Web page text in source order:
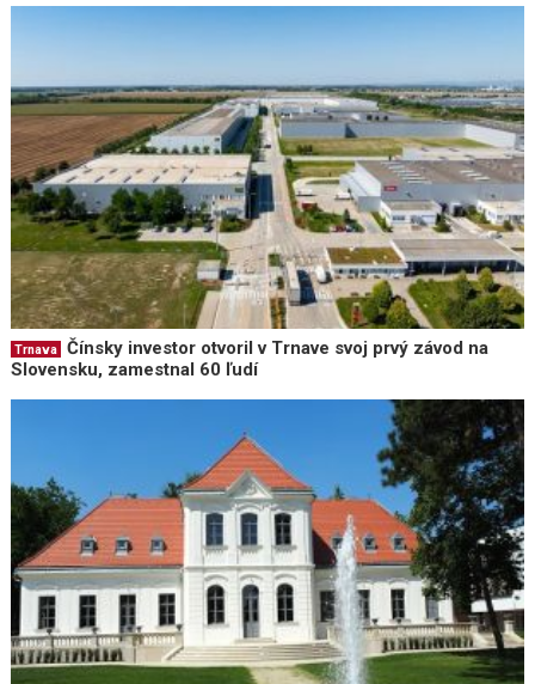
Trnava
Čínsky investor otvoril v Trnave svoj prvý závod na
Slovensku, zamestnal 60 ľudí